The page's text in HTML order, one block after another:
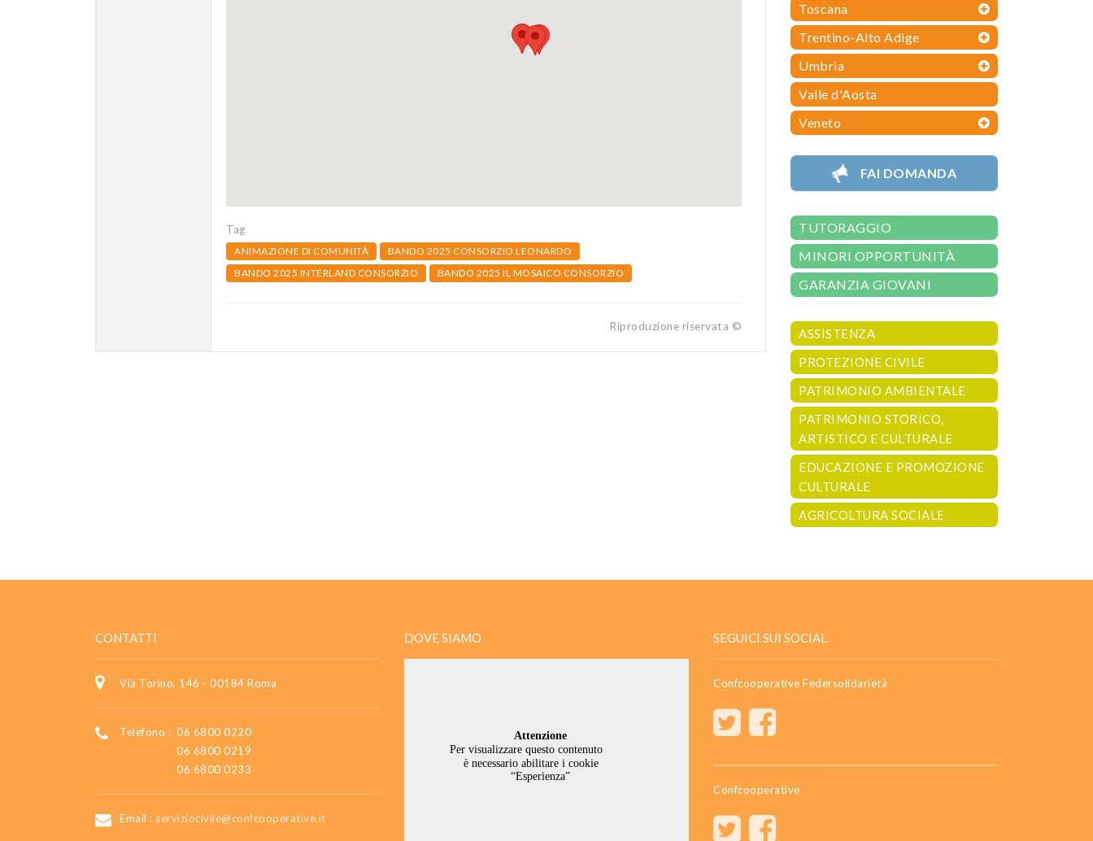
Tag
ANIMAZIONE DI COMUNITÀ
BANDO 2025 CONSORZIO LEONARDO
BANDO 2025 INTERLAND CONSORZIO
BANDO 2025 IL MOSAICO CONSORZIO
Riproduzione riservata ©
Toscana
Trentino-Alto Adige
Umbria
Valle d'Aosta
Veneto
FAI DOMANDA
TUTORAGGIO
MINORI OPPORTUNITÀ
GARANZIA GIOVANI
ASSISTENZA
PROTEZIONE CIVILE
PATRIMONIO AMBIENTALE
PATRIMONIO STORICO,
ARTISTICO E CULTURALE
EDUCAZIONE E PROMOZIONE
CULTURALE
AGRICOLTURA SOCIALE
CONTATTI
Via Torino, 146 - 00184 Roma
Telefono : 06 6800 0220
06 6800 0219
06 6800 0233
Email : serviziocivile@confcooperative.it
DOVE SIAMO SEGUICI SUI SOCIAL
Confcooperative Federsolidarietà
Confcooperative